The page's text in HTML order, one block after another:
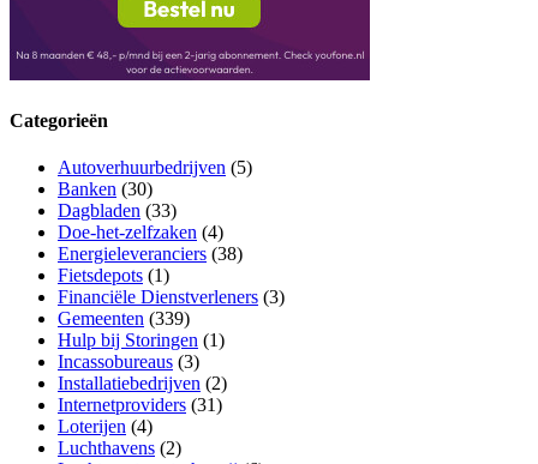
Categorieën
Autoverhuurbedrijven (5)
Banken (30)
Dagbladen (33)
Doe-het-zelfzaken (4)
Energieleveranciers (38)
Fietsdepots (1)
Financiële Dienstverleners (3)
Gemeenten (339)
Hulp bij Storingen (1)
Incassobureaus (3)
Installatiebedrijven (2)
Internetproviders (31)
Loterijen (4)
Luchthavens (2)